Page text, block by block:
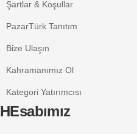
Şartlar & Koşullar
PazarTürk Tanıtım
Bize Ulaşın
Kahramanımız Ol
Kategori Yatırımcısı
HEsabımız